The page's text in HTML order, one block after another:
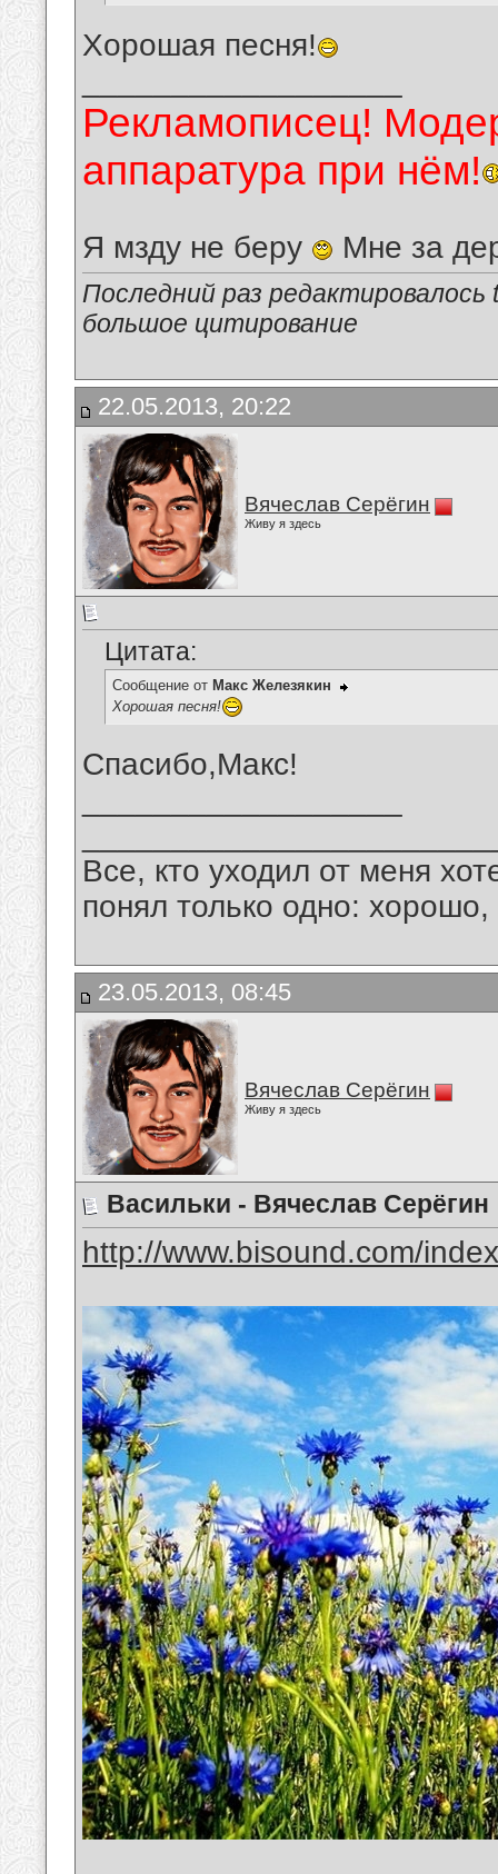
Хорошая песня!
Рекламописец!
аппаратура при нём!
Я мзду не беру Мне за
Последний раз
большое цитирование
22.05.2013, 20:22
Вячеслав Серёгин
Живу я здесь
Цитата:
Сообщение от Макс Железякин
Хорошая песня!
Спасибо,Макс!
Все, кто уходил от меня
понял только одно:
23.05.2013, 08:45
Вячеслав Серёгин
Живу я здесь
Васильки - Вячеслав Серёгин
http://www.bisound.com/